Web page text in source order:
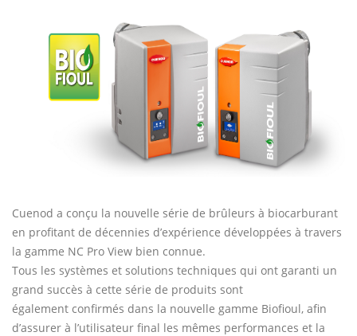
Cuenod a conçu la nouvelle série de brûleurs à biocarburant
en profitant de décennies d’expérience développées à travers
la gamme NC Pro View bien connue.
Tous les systèmes et solutions techniques qui ont garanti un
grand succès à cette série de produits sont
également confirmés dans la nouvelle gamme Biofioul, afin
d’assurer à l’utilisateur final les mêmes performances et la